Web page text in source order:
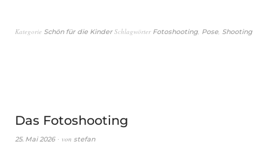
Kategorie Schön für die Kinder Schlagwörter Fotoshooting, Pose, Shooting
Das Fotoshooting
25. Mai 2026 von stefan